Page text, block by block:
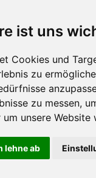
ist uns
Cookies und
zu
zu messen,
unsere
lehne ab
Hörgeräte
Zahnarztsuche